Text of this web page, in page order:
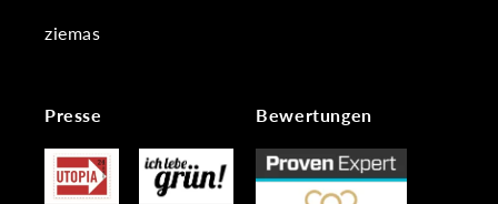
ziemas
Presse Bewertungen